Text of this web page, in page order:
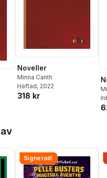
Noveller
Minna Canth
Häftad, 2022
318 kr
Signerad!